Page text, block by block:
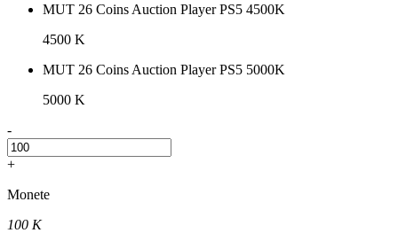
MUT 26 Coins Auction Player PS5 4500K
4500 K
MUT 26 Coins Auction Player PS5 5000K
5000 K
-
+
Monete
100 K